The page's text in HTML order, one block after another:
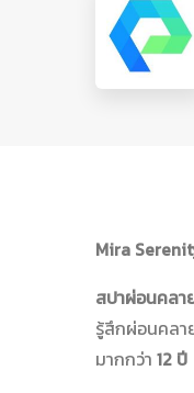
Mira
สปาผ่อนคลา
รู้สึกผ่อนคลา
มากกว่า 12 ปี